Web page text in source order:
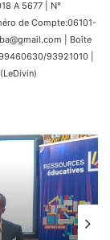
A 5677 | N°
de Compte:06101-
| Boîte
93921010 |